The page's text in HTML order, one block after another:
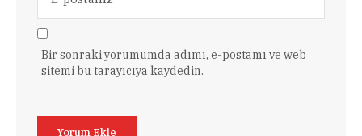
Bir sonraki yorumumda adımı, e-postamı ve web
sitemi bu tarayıcıya kaydedin.